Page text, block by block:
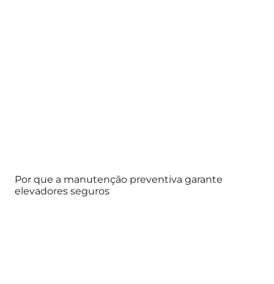
Por que a manutenção preventiva garante
elevadores seguros